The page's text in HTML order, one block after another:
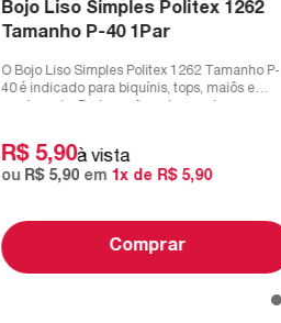
Bojo Liso Simples Politex 1262
Tamanho P-40 1Par
O Bojo Liso Simples Politex 1262 Tamanho P-
40 é indicado para biquínis, tops, maiôs e
R$ 5,90à vista
ou R$ 5,90 em 1x de R$ 5,90
Comprar